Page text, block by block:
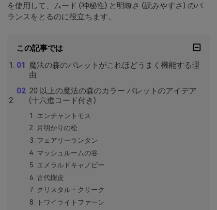
を使用して、ムード (神秘性) と明瞭さ (読みやすさ) のバ
ランスをとるのに役立ちます。
この記事では
魔法の森のパレットがこれほどうまく機能する理
由
20 以上の魔法の森のカラー パレットのアイデア
(十六進コード付き)
エンチャントモス
月明かりの松
フェアリーランタン
マッシュルームの谷
エメラルドキャノピー
古代樹皮
クリスタル・クリーク
トワイライトファーン